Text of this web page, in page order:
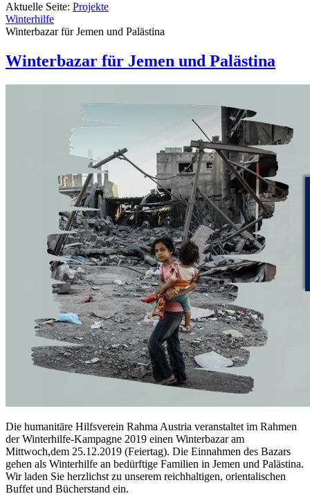
Aktuelle Seite: Projekte
Winterhilfe
Winterbazar für Jemen und Palästina
Winterbazar für Jemen und Palästina
Die humanitäre Hilfsverein Rahma Austria veranstaltet im Rahmen
der Winterhilfe-Kampagne 2019 einen Winterbazar am
Mittwoch,dem 25.12.2019 (Feiertag). Die Einnahmen des Bazars
gehen als Winterhilfe an bedürftige Familien in Jemen und Palästina.
Wir laden Sie herzlichst zu unserem reichhaltigen, orientalischen
Buffet und Bücherstand ein.